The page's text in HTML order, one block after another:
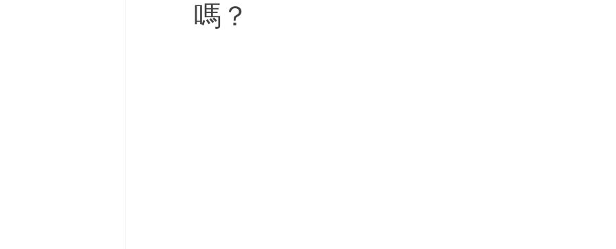
Ozempic胰妥讚
嗎？